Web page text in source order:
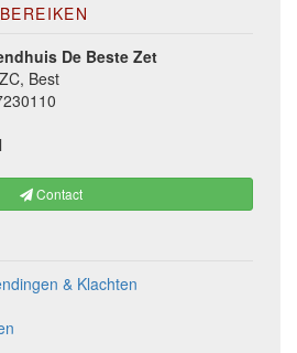
De Beste Zet
Best
Contact
& Klachten